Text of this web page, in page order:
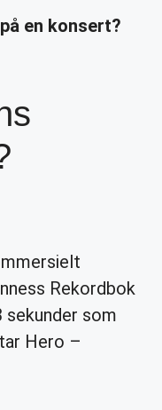
en konsert?
Rekordbok
som
Hero –